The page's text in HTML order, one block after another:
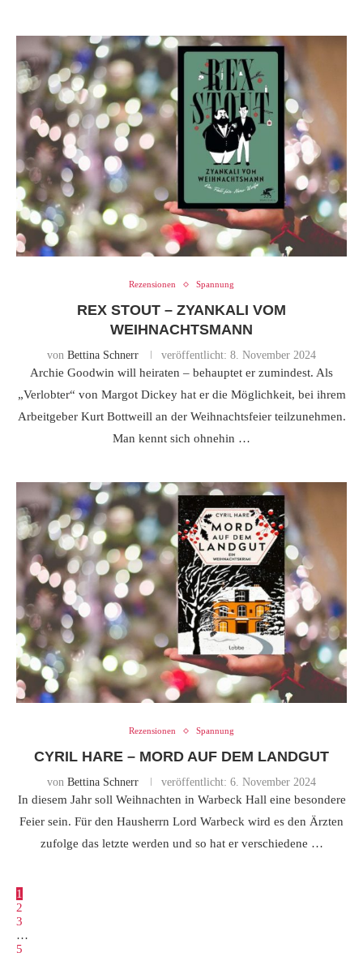
Rezensionen Spannung
REX STOUT – ZYANKALI VOM
WEIHNACHTSMANN
von Bettina Schnerr veröffentlicht: 8. November 2024
Archie Goodwin will heiraten – behauptet er zumindest. Als
„Verlobter“ von Margot Dickey hat er die Möglichkeit, bei ihrem
Arbeitgeber Kurt Bottweill an der Weihnachtsfeier teilzunehmen.
Man kennt sich ohnehin …
Rezensionen Spannung
CYRIL HARE – MORD AUF DEM LANDGUT
von Bettina Schnerr veröffentlicht: 6. November 2024
In diesem Jahr soll Weihnachten in Warbeck Hall eine besondere
Feier sein. Für den Hausherrn Lord Warbeck wird es den Ärzten
zufolge das letzte werden und so hat er verschiedene …
1
2
3
…
5